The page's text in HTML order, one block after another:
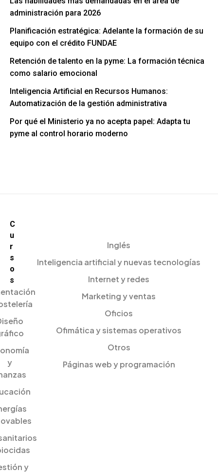
administración para 2026
Planificación estratégica: Adelante la formación de su
equipo con el crédito FUNDAE
Retención de talento en la pyme: La formación técnica
como salario emocional
Inteligencia Artificial en Recursos Humanos:
Automatización de la gestión administrativa
Por qué el Ministerio ya no acepta papel: Adapta tu
pyme al control horario moderno
C
u
r
s
o
s
y
y
Inglés
Inteligencia artificial y nuevas tecnologías
Internet y redes
Marketing y ventas
Oficios
Ofimática y sistemas operativos
Otros
Páginas web y programación